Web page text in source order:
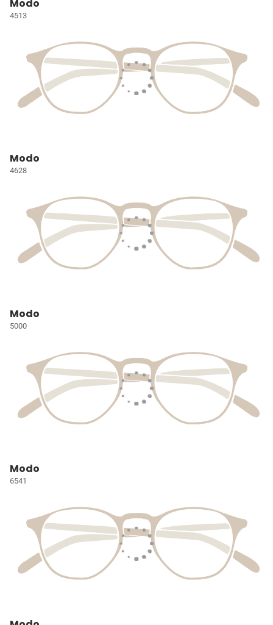
Modo
4513
Modo
4628
Modo
5000
Modo
6541